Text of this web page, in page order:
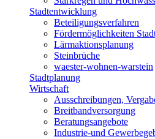
Stadtentwicklung
Beteiligungsverfahren
Fördermöglichkeiten
Lärmaktionsplanung
Steinbrüche
waester-wohnen-warstein
Stadtplanung
Wirtschaft
Ausschreibungen,
Breitbandversorgung
Beratungsangebote
Industrie-und